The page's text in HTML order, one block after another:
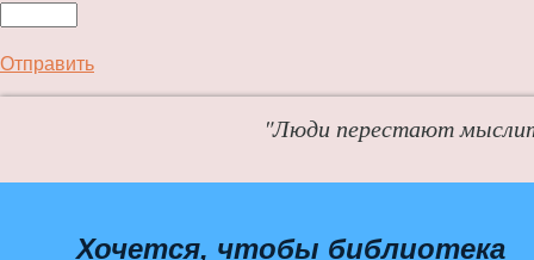
Отправить
"Люди перестают
Хочется, чтобы библиотека